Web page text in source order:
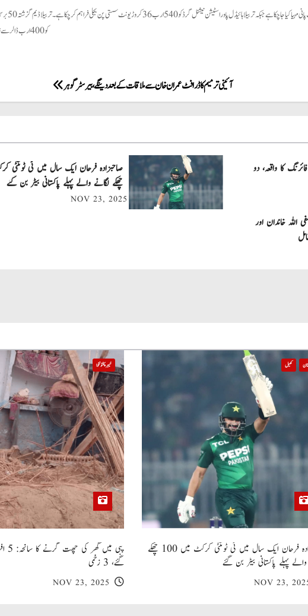
انہوں نے کہا کہ
کو 400ارب ڈالر سے زائد کا فائدہ پہنچا چکا ہے۔
آئینی ترمیم کا ڈرافٹ عمران خان سے ملاقات کے بعد دینگے ، بیرسٹر گوہر
کا واقعہ، دو
چھکے لگانے والے پہلے پاکستانی بیٹر بن گئے
NOV 23, 2025
اللہ خاندان اور
کھیل
صاحبزادہ فرحان ایک سال میں ٹی ٹوئنٹی کرکٹ میں 100 چھکے
پہلے پاکستانی بیٹر بن گئے
NOV 23,
خیبر پختونخوا
گئے، 3 زخمی
NOV 23, 2025